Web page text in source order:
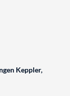
Keppler,